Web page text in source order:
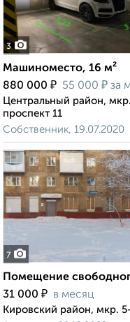
3
Машиноместо, 16 м²
880 000 ₽ 55 000 ₽ за
Центральный район,
проспект 11
Собственник, 19.07.2020
7
Помещение
31 000 ₽ в месяц
Кировский район, мкр.